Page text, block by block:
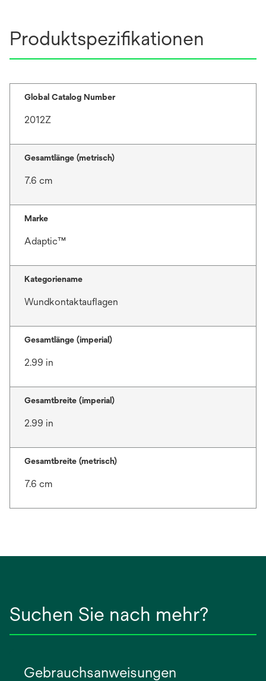
Produktspezifikationen
Global Catalog Number
2012Z
Gesamtlänge (metrisch)
7.6 cm
Marke
Adaptic™
Kategoriename
Wundkontaktauflagen
Gesamtlänge (imperial)
2.99 in
Gesamtbreite (imperial)
2.99 in
Gesamtbreite (metrisch)
7.6 cm
Suchen Sie nach mehr?
Gebrauchsanweisungen